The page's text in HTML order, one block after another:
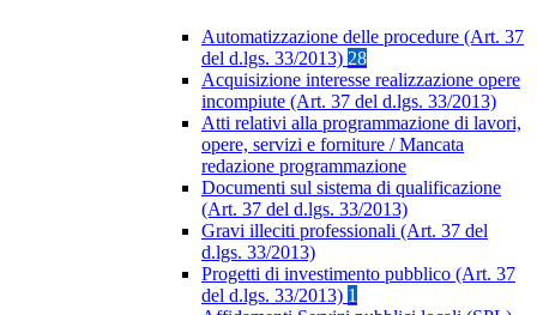
Automatizzazione delle procedure (Art. 37
del d.lgs. 33/2013) 28
Acquisizione interesse realizzazione opere
incompiute (Art. 37 del d.lgs. 33/2013)
Atti relativi alla programmazione di lavori,
opere, servizi e forniture / Mancata
redazione programmazione
Documenti sul sistema di qualificazione
(Art. 37 del d.lgs. 33/2013)
Gravi illeciti professionali (Art. 37 del
d.lgs. 33/2013)
Progetti di investimento pubblico (Art. 37
del d.lgs. 33/2013) 1